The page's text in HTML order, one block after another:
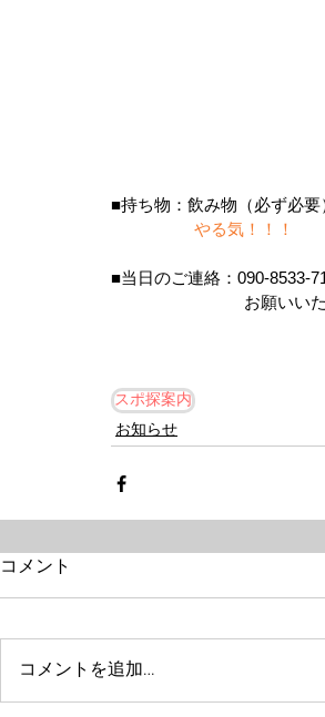
■持ち物：飲み物（必ず必
やる気！！！
■当日のご連絡：090-8533-
お願いいたし
スポ探案内
お知らせ
コメント
コメントを追加…